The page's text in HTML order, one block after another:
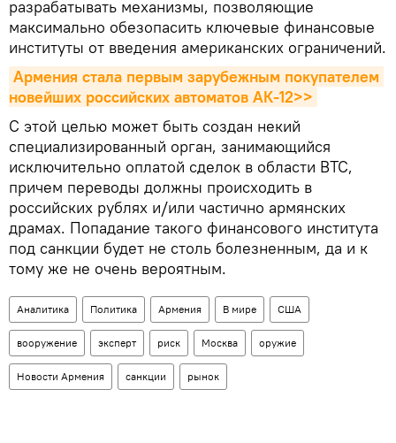
разрабатывать механизмы, позволяющие
максимально обезопасить ключевые финансовые
институты от введения американских ограничений.
Армения стала первым зарубежным покупателем
новейших российских автоматов АК-12>>
С этой целью может быть создан некий
специализированный орган, занимающийся
исключительно оплатой сделок в области ВТС,
причем переводы должны происходить в
российских рублях и/или частично армянских
драмах. Попадание такого финансового института
под санкции будет не столь болезненным, да и к
тому же не очень вероятным.
Аналитика Политика Армения В мире США
вооружение эксперт риск Москва оружие
Новости Армения санкции рынок